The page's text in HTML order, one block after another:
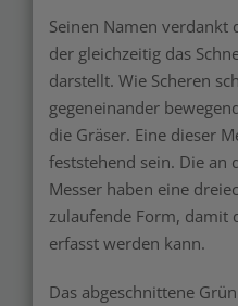
Seinen Namen verdankt
der gleichzeitig das
darstellt. Wie Scheren
gegeneinander
die Gräser. Eine dieser
feststehend sein. Die an
Messer haben eine
zulaufende Form, damit
erfasst werden kann.
Das abgeschnittene